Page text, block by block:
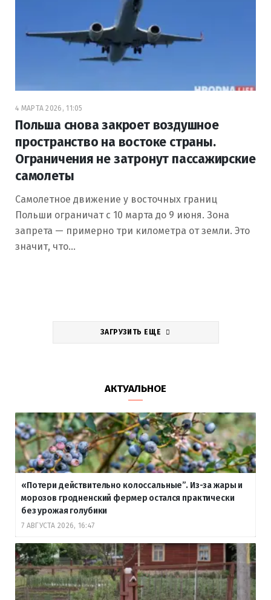
4 МАРТА 2026, 11:05
Польша снова закроет воздушное
пространство на востоке страны.
Ограничения не затронут пассажирские
самолеты
Самолетное движение у восточных границ
Польши ограничат с 10 марта до 9 июня. Зона
запрета — примерно три километра от земли. Это
значит, что…
ЗАГРУЗИТЬ ЕЩЕ
АКТУАЛЬНОЕ
«Потери действительно колоссальные”. Из-за жары и
морозов гродненский фермер остался практически
без урожая голубики
7 АВГУСТА 2026, 16:47